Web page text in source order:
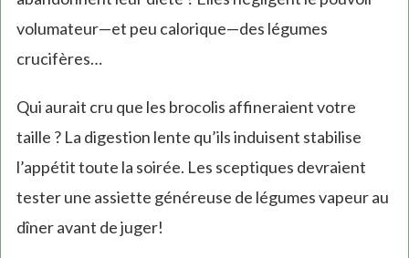
volumateur—et peu calorique—des légumes
crucifères…
Qui aurait cru que les brocolis affineraient votre
taille ? La digestion lente qu’ils induisent stabilise
l’appétit toute la soirée. Les sceptiques devraient
tester une assiette généreuse de légumes vapeur au
dîner avant de juger!